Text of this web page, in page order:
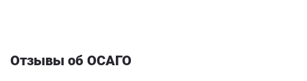
Отзывы об ОСАГО